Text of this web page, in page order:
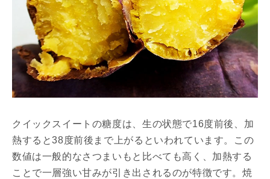
クイックスイートの糖度は、生の状態で16度前後、加
熱すると38度前後まで上がるといわれています。この
数値は一般的なさつまいもと比べても高く、加熱する
ことで一層強い甘みが引き出されるのが特徴です。焼